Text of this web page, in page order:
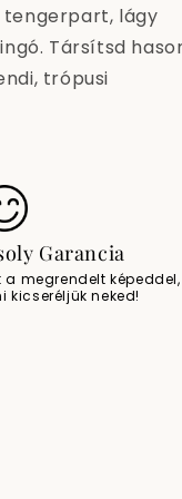
lágy
Társítsd
trópusi
Garancia
megrendelt képeddel,
kicseréljük neked!